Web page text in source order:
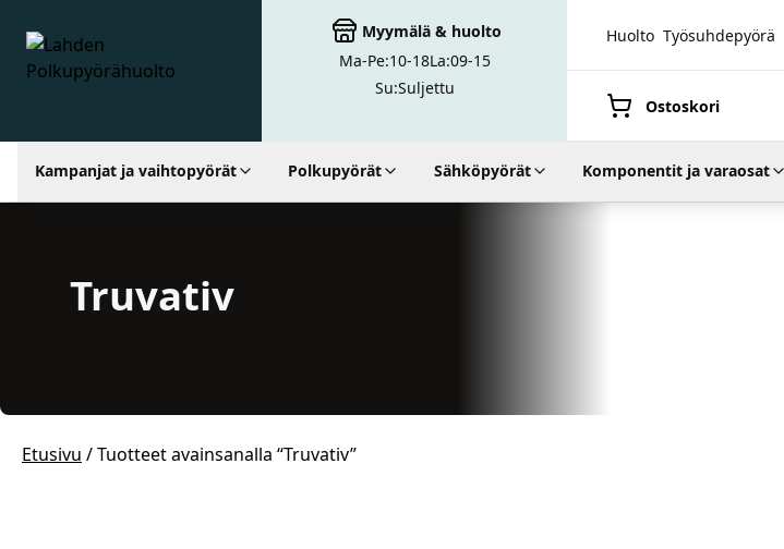
Lahden Polkupyörähuolto - etusivulle
Myymälä & huolto
Ma-Pe:10-18La:09-15
Su:Suljettu
Huolto Työsuhdepyörä
Ostoskori
Kampanjat ja vaihtopyörät Polkupyörät Sähköpyörät Komponentit ja varaosat
Truvativ
Etusivu / Tuotteet avainsanalla “Truvativ”